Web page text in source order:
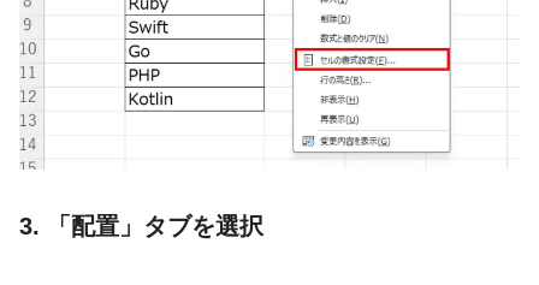
3. 「配置」タブを選択